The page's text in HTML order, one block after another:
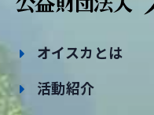
オイスカとは
活動紹介